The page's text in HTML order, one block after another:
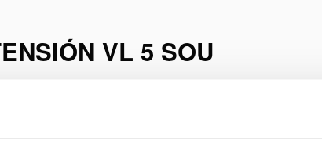
VL 5 SOU